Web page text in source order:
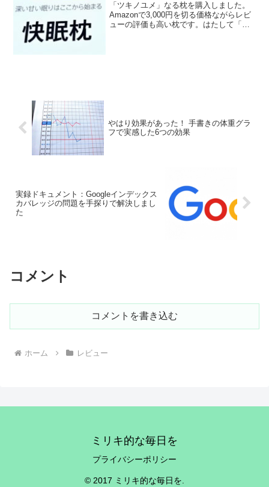
「ツキノユメ」なる枕を購入しました。
Amazonで3,000円を切る価格ながらレビ
ューの評価も高い枕です。はたして「洗
やはり効果があった！ 手書きの体重グラ
フで実感した6つの効果
実録ドキュメント：Googleインデックス
カバレッジの問題を手探りで解決しまし
た
コメント
コメントを書き込む
ホーム レビュー
ミリキ的な毎日を
プライバシーポリシー
© 2017 ミリキ的な毎日を.